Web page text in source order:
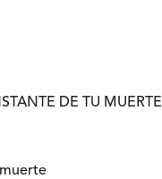
DE TU MUERTE